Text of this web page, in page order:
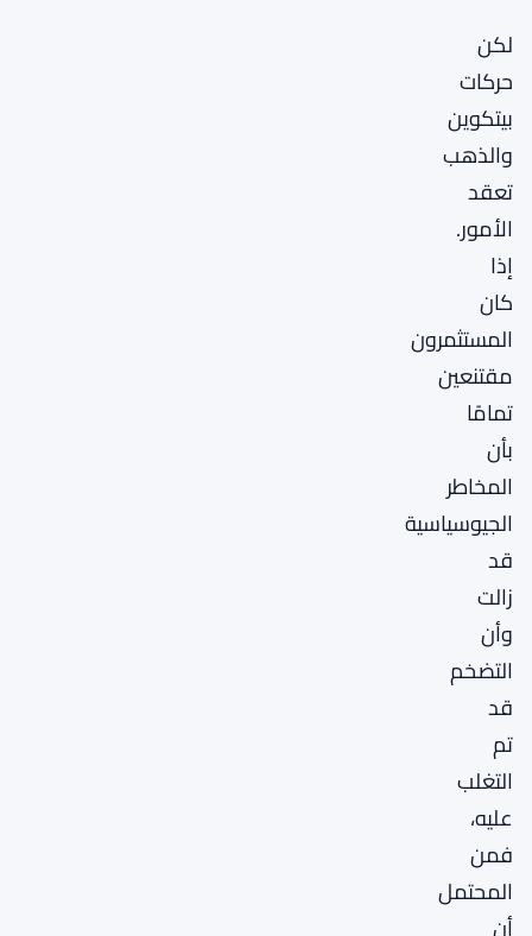
لكن
حركات
بيتكوين
والذهب
تعقد
الأمور.
إذا
كان
المستثمرون
مقتنعين
تمامًا
بأن
المخاطر
الجيوسياسية
قد
زالت
وأن
التضخم
قد
تم
التغلب
عليه،
فمن
المحتمل
أن